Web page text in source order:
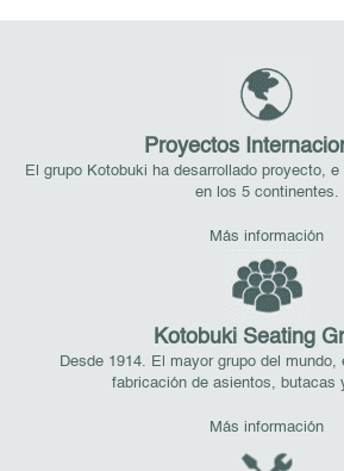
Proyectos
El grupo Kotobuki ha desarrollado proyecto,
en los 5 continentes.
Más información
Kotobuki Seating
Desde 1914. El mayor grupo del mundo,
fabricación de asientos, butacas
Más información